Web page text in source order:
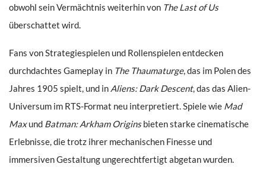
obwohl sein Vermächtnis weiterhin von The Last of Us
überschattet wird.
Fans von Strategiespielen und Rollenspielen entdecken
durchdachtes Gameplay in The Thaumaturge, das im Polen des
Jahres 1905 spielt, und in Aliens: Dark Descent, das das Alien-
Universum im RTS-Format neu interpretiert. Spiele wie Mad
Maxund Batman: Arkham Originsbieten starke cinematische
Erlebnisse, die trotz ihrer mechanischen Finesse und
immersiven Gestaltung ungerechtfertigt abgetan wurden.